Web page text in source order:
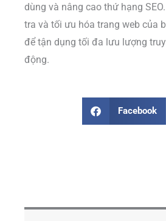
dùng và nâng cao thứ hạng
tra và tối ưu hóa trang web của
để tận dụng tối đa lưu lượng
động.
Facebook